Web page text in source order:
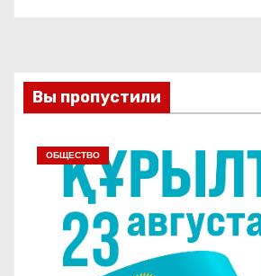
Вы пропустили
ОБЩЕСТВО